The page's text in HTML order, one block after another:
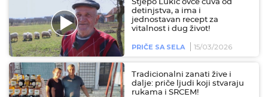
Stjepo Lukić ovce čuva od
detinjstva, a ima i
jednostavan recept za
vitalnost i dug život!
PRIČE SA SELA 15/03/2026
Tradicionalni zanati žive i
dalje: priče ljudi koji stvaraju
rukama i SRCEM!